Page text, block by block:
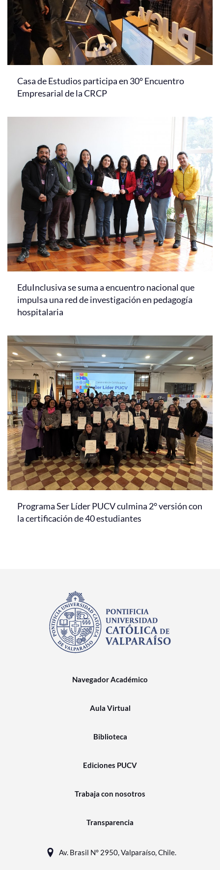
Casa de Estudios participa en 30° Encuentro
Empresarial de la CRCP
EduInclusiva se suma a encuentro nacional que
impulsa una red de investigación en pedagogía
hospitalaria
Programa Ser Líder PUCV culmina 2° versión con
la certificación de 40 estudiantes
Navegador Académico
Aula Virtual
Biblioteca
Ediciones PUCV
Trabaja con nosotros
Transparencia
Av. Brasil N° 2950, Valparaíso, Chile.